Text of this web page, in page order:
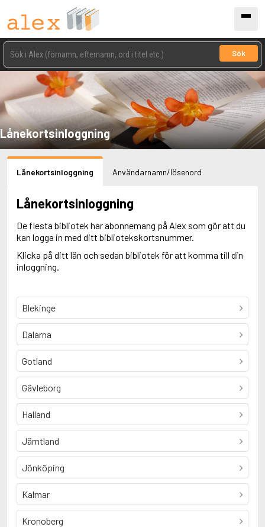
Sök
Lånekortsinloggning
Lånekortsinloggning Användarnamn/lösenord
Lånekortsinloggning
De flesta bibliotek har abonnemang på Alex som gör att du
kan logga in med ditt bibliotekskortsnummer.
Klicka på ditt län och sedan bibliotek för att komma till din
inloggning.
Blekinge
Dalarna
Gotland
Gävleborg
Halland
Jämtland
Jönköping
Kalmar
Kronoberg